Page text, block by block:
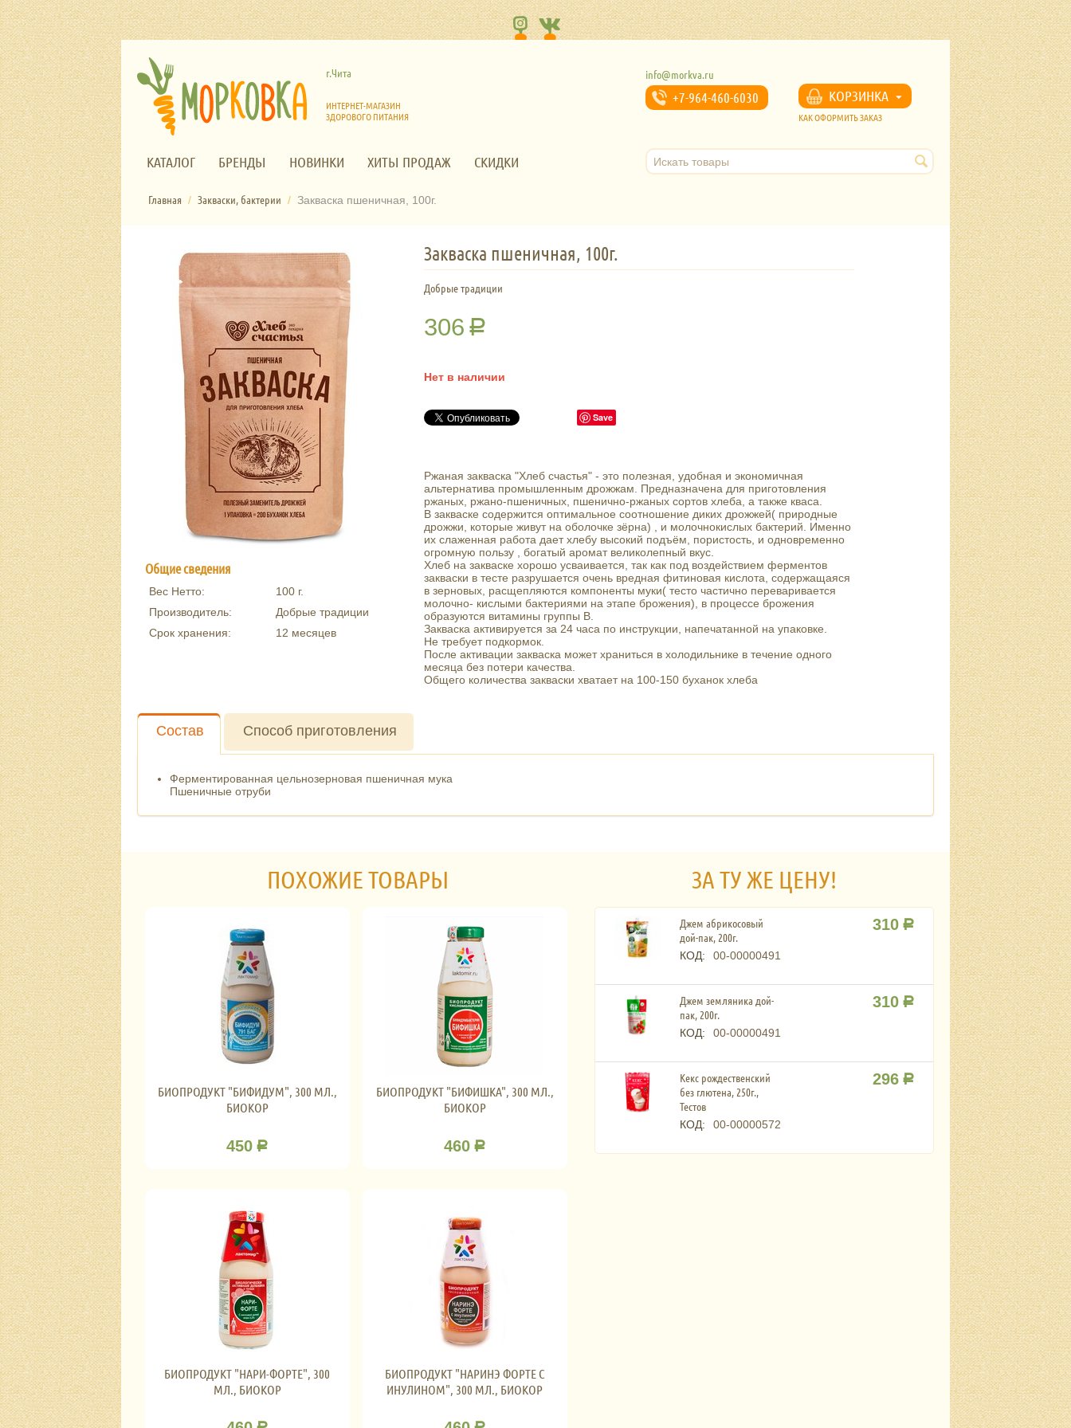
г.Чита
ИНТЕРНЕТ-МАГАЗИН
ЗДОРОВОГО ПИТАНИЯ
info@morkva.ru
+7-964-460-6030 КОРЗИНКА
КАК ОФОРМИТЬ ЗАКАЗ
КАТАЛОГ БРЕНДЫ НОВИНКИ ХИТЫ ПРОДАЖ СКИДКИ
Главная / Закваски, бактерии / Закваска пшеничная, 100г.
Общие сведения
Вес Нетто: 100 г.
Производитель:
Добрые традиции
Срок хранения:
12 месяцев
Закваска пшеничная, 100г.
Добрые традиции
306 Р
Нет в наличии
Save
Ржаная закваска "Хлеб счастья" - это полезная, удобная и экономичная
альтернатива промышленным дрожжам. Предназначена для приготовления
ржаных, ржано-пшеничных, пшенично-ржаных сортов хлеба, а также кваса.
В закваске содержится оптимальное соотношение диких дрожжей( природные
дрожжи, которые живут на оболочке зёрна) , и молочнокислых бактерий. Именно
их слаженная работа дает хлебу высокий подъём, пористость, и одновременно
огромную пользу , богатый аромат великолепный вкус.
Хлеб на закваске хорошо усваивается, так как под воздействием ферментов
закваски в тесте разрушается очень вредная фитиновая кислота, содержащаяся
в зерновых, расщепляются компоненты муки( тесто частично переваривается
молочно- кислыми бактериями на этапе брожения), в процессе брожения
образуются витамины группы B.
Закваска активируется за 24 часа по инструкции, напечатанной на упаковке.
Не требует подкормок.
После активации закваска может храниться в холодильнике в течение одного
месяца без потери качества.
Общего количества закваски хватает на 100-150 буханок хлеба
Состав Способ приготовления
Ферментированная цельнозерновая пшеничная мука
Пшеничные отруби
ПОХОЖИЕ ТОВАРЫ
БИОПРОДУКТ "БИФИДУМ", 300 МЛ.,
БИОКОР
450 Р
БИОПРОДУКТ "БИФИШКА", 300 МЛ.,
БИОКОР
460 Р
БИОПРОДУКТ "НАРИ-ФОРТЕ", 300
МЛ., БИОКОР
БИОПРОДУКТ "НАРИНЭ ФОРТЕ С
ИНУЛИНОМ", 300 МЛ., БИОКОР
ЗА ТУ ЖЕ ЦЕНУ!
Джем абрикосовый
дой-пак, 200г.
КОД: 00-00000491
310 Р
Джем земляника дой-
пак, 200г.
КОД: 00-00000491
310 Р
Кекс рождественский
без глютена, 250г.,
Тестов
КОД: 00-00000572
296 Р